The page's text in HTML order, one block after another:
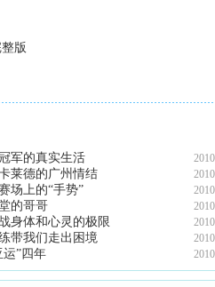
版
军的真实生活
莱德的广州情结
场上的“手势”
的哥哥
身体和心灵的极限
带我们走出困境
”四年